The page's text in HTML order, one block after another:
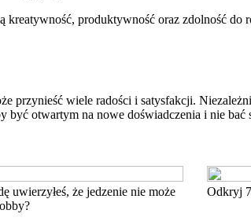
produktywność oraz zdolność
wiele radości i satysfakcji.
być otwartym na nowe doświadczenia i nie
uwierzyłeś, że jedzenie nie może
Odkryj